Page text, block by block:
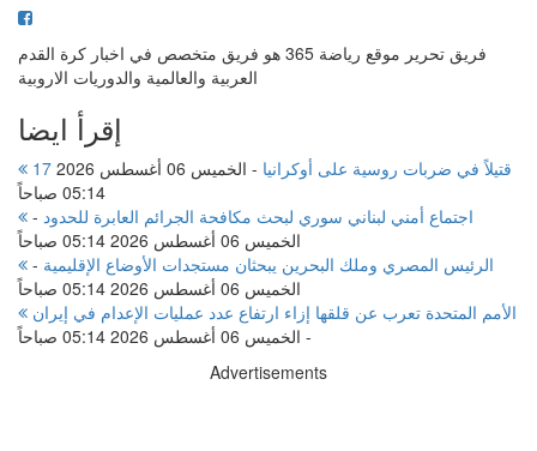
فريق تحرير موقع رياضة 365 هو فريق متخصص في اخبار كرة القدم
العربية والعالمية والدوريات الاروبية
إقرأ ايضا
17 قتيلاً في ضربات روسية على أوكرانيا -
الخميس 06 أغسطس 2026
05:14 صباحاً
اجتماع أمني لبناني سوري لبحث مكافحة الجرائم العابرة للحدود -
الخميس 06 أغسطس 2026 05:14 صباحاً
الرئيس المصري وملك البحرين يبحثان مستجدات الأوضاع الإقليمية -
الخميس 06 أغسطس 2026 05:14 صباحاً
الأمم المتحدة تعرب عن قلقها إزاء ارتفاع عدد عمليات الإعدام في إيران
- الخميس 06 أغسطس 2026 05:14 صباحاً
Advertisements